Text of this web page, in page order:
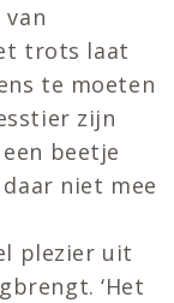
van
trots laat
te moeten
zijn
beetje
niet mee
plezier uit
‘Het